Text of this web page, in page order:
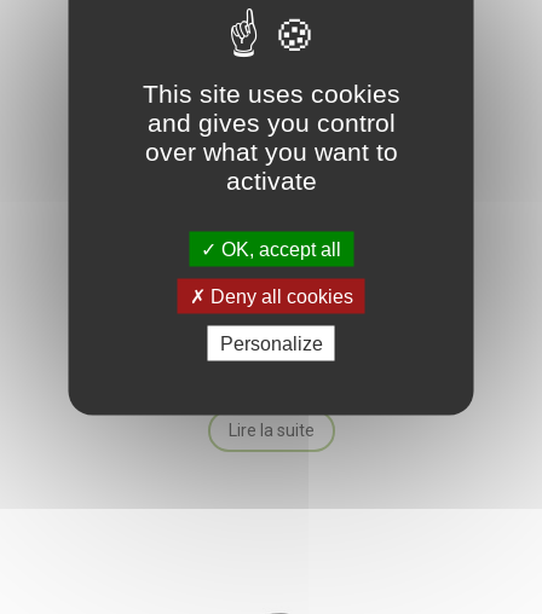
Anciens Combattants section Pouillé-Tercé
Social
Lire la suite
This site uses cookies
and gives you control
over what you want to
activate
OK, accept all
Deny all cookies
Personalize